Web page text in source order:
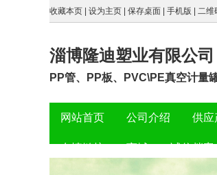
收藏本页 设为主页 保存桌面 手机版 二维
淄博隆迪塑业有限公司
PP管、PP板、PVC\PE真空计量
网站首页 公司介绍 供应
友情链接 商城 诚信档案